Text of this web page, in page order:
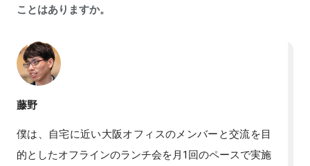
ことはありますか。
藤野
僕は、自宅に近い大阪オフィスのメンバーと交流を目
的としたオフラインのランチ会を月1回のペースで実施